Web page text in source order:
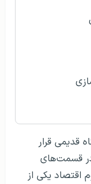
قدیمی قرار
در قسمت‌های
اقتصاد یکی از